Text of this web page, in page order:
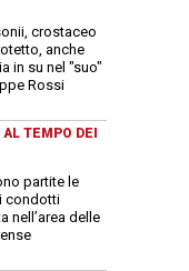
crostaceo
anche
in su nel "suo"
Rossi
AL TEMPO DEI
partite le
condotti
nell’area delle